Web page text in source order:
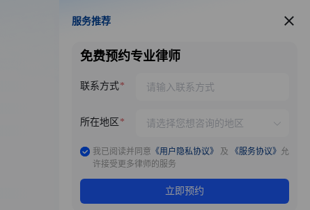
服务推荐
服务推荐
免费预约专业律师
联系方式
所在地区
我已阅读并同意 《用户隐私协议》 及 《服务协议》 允
许接受更多律师的服务
立即预约